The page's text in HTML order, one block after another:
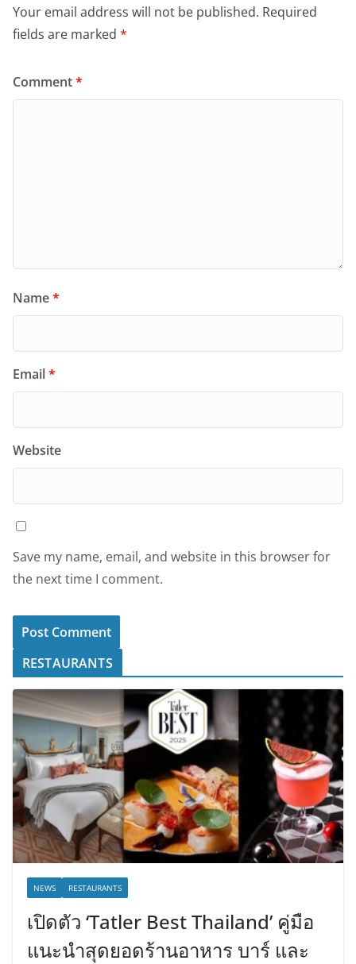
Your email address will not be published. Required
fields are marked *
Comment*
Name*
Email*
Website
Save my name, email, and website in this browser for
the next time I comment.
RESTAURANTS
NEWS RESTAURANTS
เปิดตัว ‘Tatler Best Thailand’ คู่มือ
แนะนำสุดยอดร้านอาหาร บาร์ และ